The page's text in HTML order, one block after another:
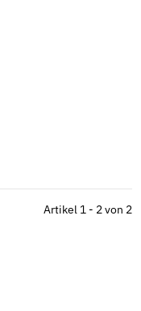
Artikel 1 - 2 von 2